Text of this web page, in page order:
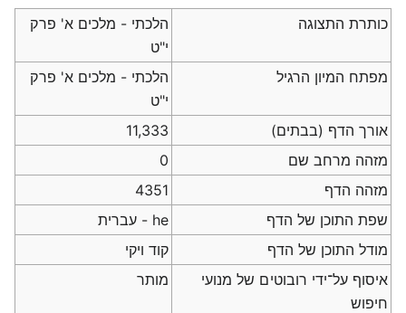
כותרת התצוגה
הלכתי - מלכים א' פרק
י"ט
מפתח המיון הרגיל
הלכתי - מלכים א' פרק
י"ט
אורך הדף (בבתים)
11,333
מזהה מרחב שם
0
מזהה הדף
4351
שפת התוכן של הדף
he - עברית
מודל התוכן של הדף
קוד ויקי
איסוף על־ידי רובוטים של מנועי
חיפוש
מותר